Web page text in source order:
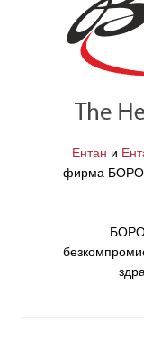
Ентан и
фирма